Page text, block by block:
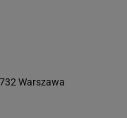
Warszawa